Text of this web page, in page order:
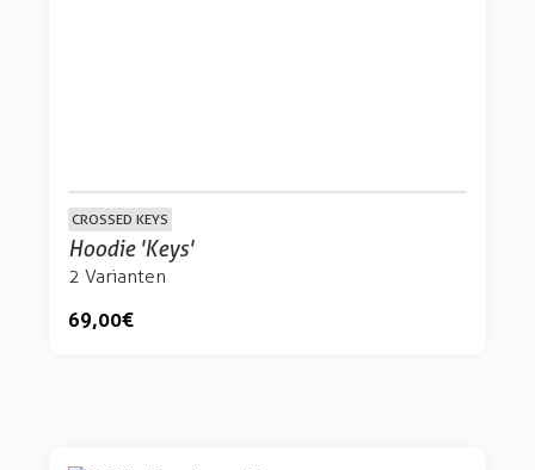
CROSSED KEYS
Hoodie 'Keys'
2 Varianten
69,00 €